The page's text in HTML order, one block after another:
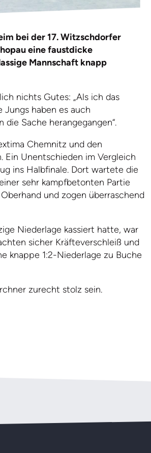
bei der 17. Witzschdorfer
eine faustdicke
Mannschaft knapp
nichts Gutes: „Als ich das
Jungs haben es auch
Sache herangegangen“.
Chemnitz und den
Ein Unentschieden im Vergleich
ins Halbfinale. Dort wartete die
sehr kampfbetonten Partie
und zogen überraschend
Niederlage kassiert hatte, war
sicher Kräfteverschleiß und
knappe 1:2-Niederlage zu Buche
zurecht stolz sein.